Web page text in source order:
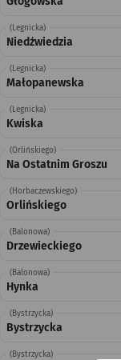
(Legnicka)
Niedźwiedzia
(Legnicka)
Małopanewska
(Legnicka)
Kwiska
(Orlińskiego)
Na Ostatnim Groszu
(Horbaczewskiego)
Orlińskiego
(Balonowa)
Drzewieckiego
(Balonowa)
Hynka
(Bystrzycka)
Bystrzycka
(Bystrzycka)